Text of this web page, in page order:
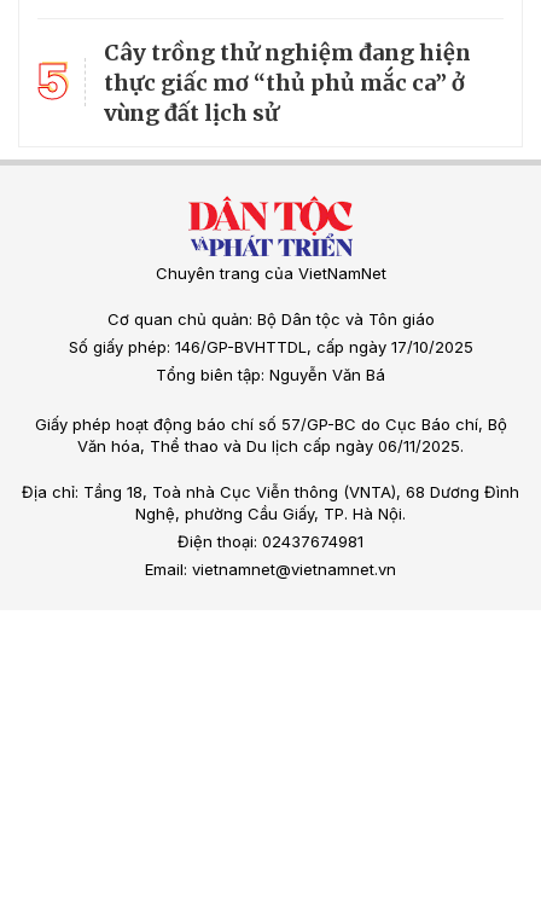
5
Cây trồng thử nghiệm đang hiện
thực giấc mơ “thủ phủ mắc ca” ở
vùng đất lịch sử
Chuyên trang của VietNamNet
Cơ quan chủ quản: Bộ Dân tộc và Tôn giáo
Số giấy phép: 146/GP-BVHTTDL, cấp ngày 17/10/2025
Tổng biên tập: Nguyễn Văn Bá
Giấy phép hoạt động báo chí số 57/GP-BC do Cục Báo chí, Bộ
Văn hóa, Thể thao và Du lịch cấp ngày 06/11/2025.
Địa chỉ: Tầng 18, Toà nhà Cục Viễn thông (VNTA), 68 Dương Đình
Nghệ, phường Cầu Giấy, TP. Hà Nội.
Điện thoại: 02437674981
Email: vietnamnet@vietnamnet.vn